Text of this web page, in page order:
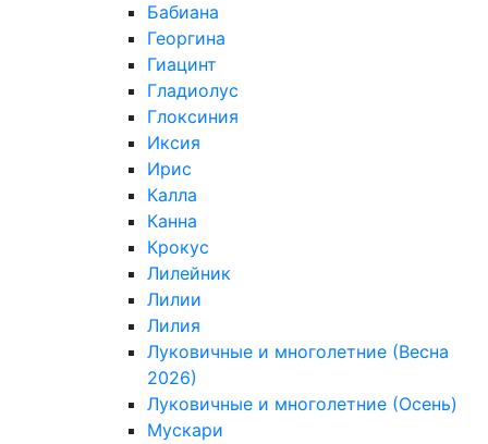
Бабиана
Георгина
Гиацинт
Гладиолус
Глоксиния
Иксия
Ирис
Калла
Канна
Крокус
Лилейник
Лилии
Лилия
Луковичные и многолетние (Весна
2026)
Луковичные и многолетние (Осень)
Мускари